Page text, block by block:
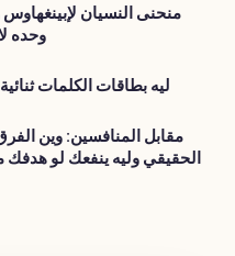
منحنى النسيان لإبينغهاوس
وحده
ليه بطاقات الكلمات
الحقيقي وليه ينفعك لو هدفك